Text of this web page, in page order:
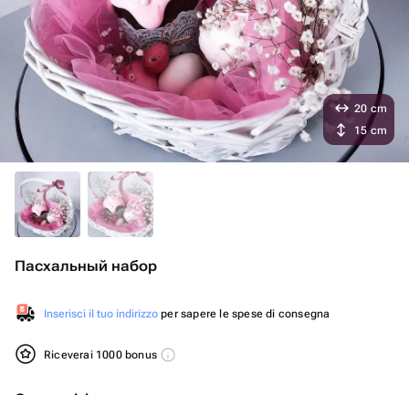
Пасхальный набор
Inserisci il tuo indirizzo per sapere le spese di consegna
Riceverai 1000 bonus
20 cm
15 cm